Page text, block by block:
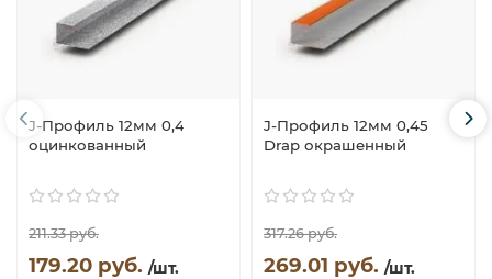
J-Профиль 12мм 0,4
оцинкованный
211.33 руб.
179.20 руб. /шт.
J-Профиль 12мм 0,45
Drap окрашенный
317.26 руб.
269.01 руб. /шт.